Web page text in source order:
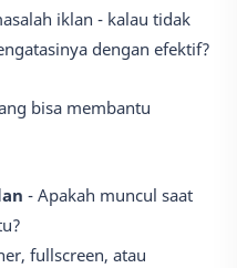
iklan - kalau tidak
dengan efektif?
bisa membantu
- Apakah muncul saat
fullscreen, atau